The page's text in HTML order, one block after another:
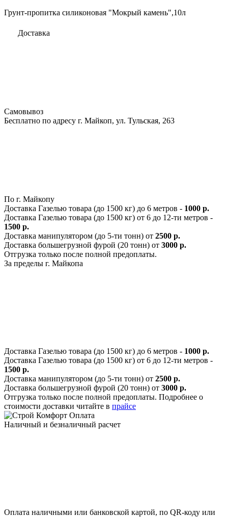
Грунт-пропитка силиконовая "Мокрый камень",10л
Доставка
Самовывоз
Бесплатно по адресу г. Майкоп, ул. Тульская, 263
По г. Майкопу
Доставка Газелью товара (до 1500 кг) до 6 метров - 1000 р.
Доставка Газелью товара (до 1500 кг) от 6 до 12-ти метров -
1500 р.
Доставка манипулятором (до 5-ти тонн) от 2500 р.
Доставка большегрузной фурой (20 тонн) от 3000 р.
Отгрузка только после полной предоплаты.
За пределы г. Майкопа
Доставка Газелью товара (до 1500 кг) до 6 метров - 1000 р.
Доставка Газелью товара (до 1500 кг) от 6 до 12-ти метров -
1500 р.
Доставка манипулятором (до 5-ти тонн) от 2500 р.
Доставка большегрузной фурой (20 тонн) от 3000 р.
Отгрузка только после полной предоплаты. Подробнее о
стоимости доставки читайте в прайсе
Оплата
Наличный и безналичный расчет
Оплата наличными или банковской картой, по QR-коду или